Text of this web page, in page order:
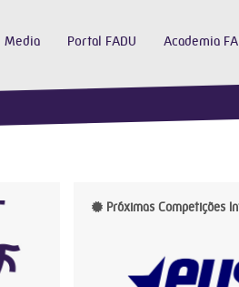
Media Portal FADU Academia
Próximas Competições